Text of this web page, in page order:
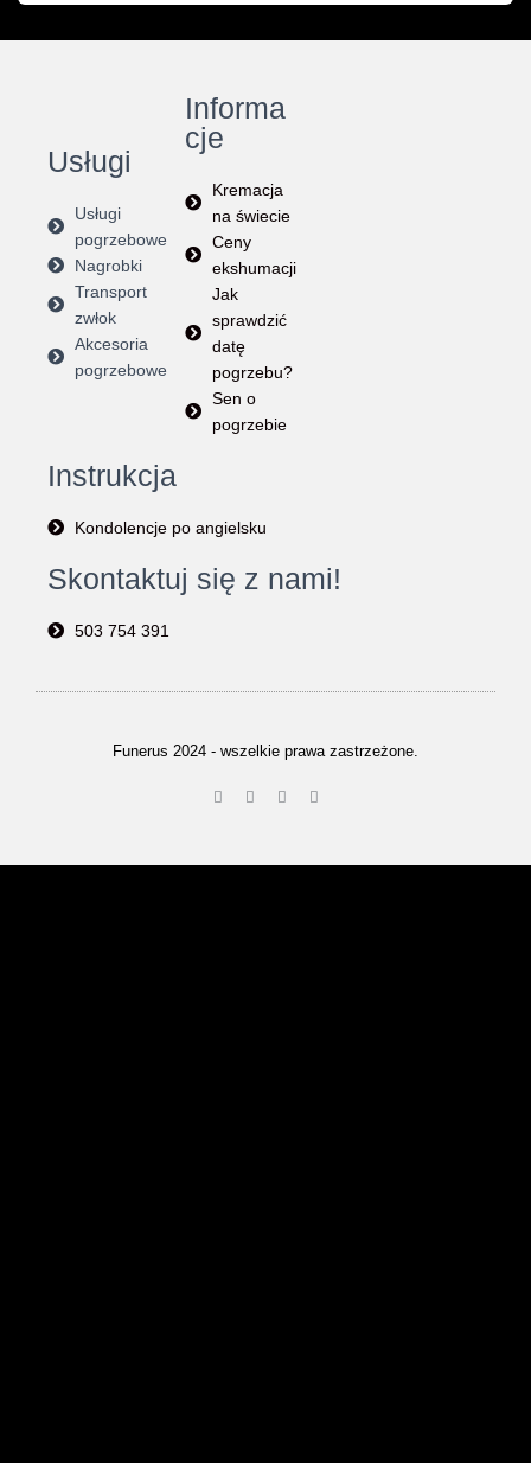
Usługi
Usługi
pogrzebowe
Nagrobki
Transport
zwłok
Akcesoria
pogrzebowe
Informa
cje
Kremacja
na świecie
Ceny
ekshumacji
Jak
sprawdzić
datę
pogrzebu?
Sen o
pogrzebie
Instrukcja
Kondolencje po angielsku
Skontaktuj się z nami!
503 754 391
Funerus 2024 - wszelkie prawa zastrzeżone.